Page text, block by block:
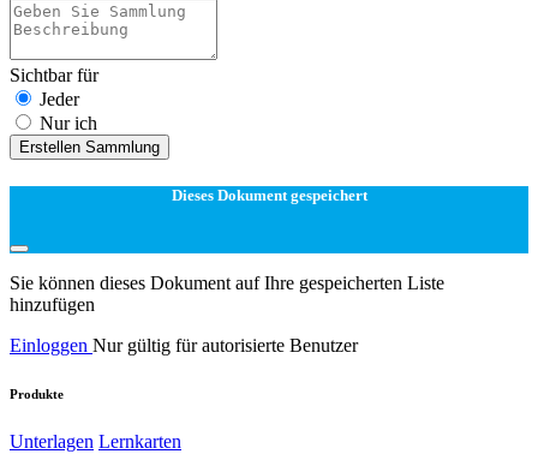
Sichtbar für
Jeder
Nur ich
Erstellen Sammlung
Dieses Dokument gespeichert
Sie können dieses Dokument auf Ihre gespeicherten Liste
hinzufügen
Einloggen Nur gültig für autorisierte Benutzer
Produkte
Unterlagen Lernkarten